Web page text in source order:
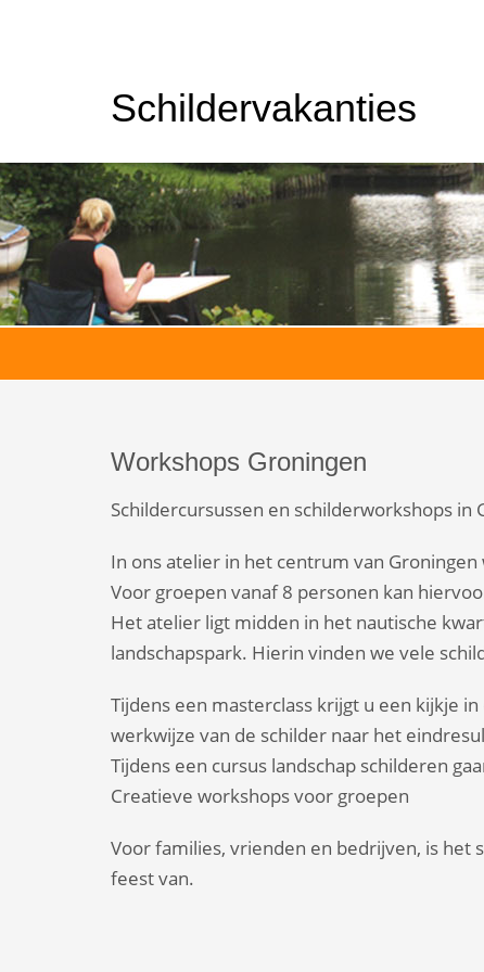
Schildervakanties
Workshops Groningen
Schildercursussen en schilderworkshops in
In ons atelier in het centrum van
Voor groepen vanaf 8 personen kan
Het atelier ligt midden in het nautische
landschapspark. Hierin vinden we vele
Tijdens een masterclass krijgt u een kijkje
werkwijze van de schilder naar het
Tijdens een cursus landschap schilderen
Creatieve workshops voor groepen
Voor families, vrienden en bedrijven, is het
feest van.